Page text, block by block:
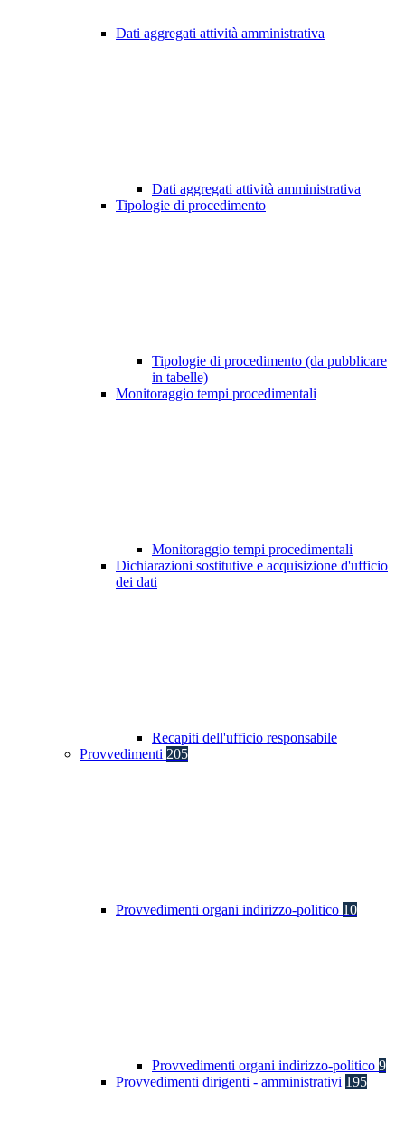
Dati aggregati attività amministrativa
Dati aggregati attività amministrativa
Tipologie di procedimento
Tipologie di procedimento (da pubblicare
in tabelle)
Monitoraggio tempi procedimentali
Monitoraggio tempi procedimentali
Dichiarazioni sostitutive e acquisizione d'ufficio
dei dati
Recapiti dell'ufficio responsabile
Provvedimenti 205
Provvedimenti organi indirizzo-politico 10
Provvedimenti organi indirizzo-politico 9
Provvedimenti dirigenti - amministrativi 195